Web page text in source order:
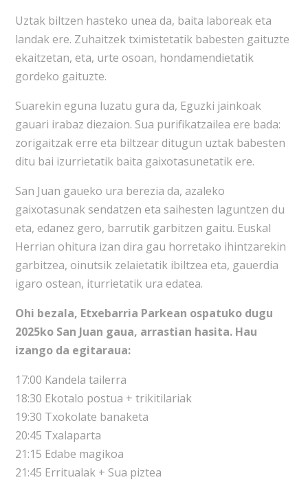
Uztak biltzen hasteko unea da, baita laboreak eta
landak ere. Zuhaitzek tximistetatik babesten gaituzte
ekaitzetan, eta, urte osoan, hondamendietatik
gordeko gaituzte.
Suarekin eguna luzatu gura da, Eguzki jainkoak
gauari irabaz diezaion. Sua purifikatzailea ere bada:
zorigaitzak erre eta biltzear ditugun uztak babesten
ditu bai izurrietatik baita gaixotasunetatik ere.
San Juan gaueko ura berezia da, azaleko
gaixotasunak sendatzen eta saihesten laguntzen du
eta, edanez gero, barrutik garbitzen gaitu. Euskal
Herrian ohitura izan dira gau horretako ihintzarekin
garbitzea, oinutsik zelaietatik ibiltzea eta, gauerdia
igaro ostean, iturrietatik ura edatea.
Ohi bezala, Etxebarria Parkean ospatuko dugu
2025ko San Juan gaua, arrastian hasita. Hau
izango da egitaraua:
17:00 Kandela tailerra
18:30 Ekotalo postua + trikitilariak
19:30 Txokolate banaketa
20:45 Txalaparta
21:15 Edabe magikoa
21:45 Erritualak + Sua piztea